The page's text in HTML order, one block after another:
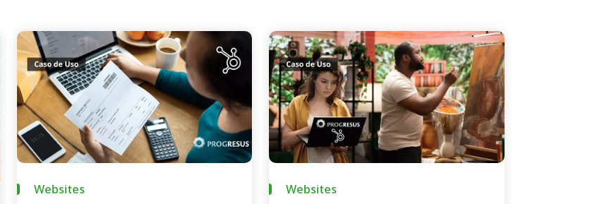
Websites
Websites